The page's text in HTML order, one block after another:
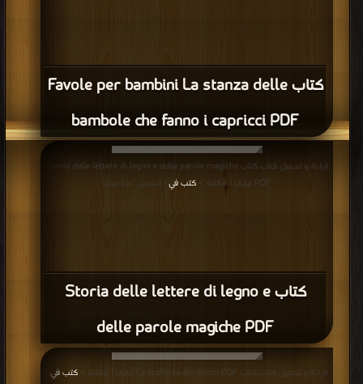
كتاب Favole per bambini La stanza delle
bambole che fanno i capricci PDF
كتاب Storia delle lettere di legno e
delle parole magiche PDF
قراءة و تحميل كتاب كتاب Storia delle lettere di legno e delle parole magiche
PDF مجانا | مكتبة >
كتب في | التحميل : مرة/مرات
قراءة و تحميل كتاب كتاب La staffetta dei diritti PDF مجانا | مكتبة > كتب في